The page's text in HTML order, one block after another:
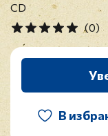
CD
(0)
В